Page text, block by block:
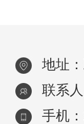
特错了！
地址
联系
手机